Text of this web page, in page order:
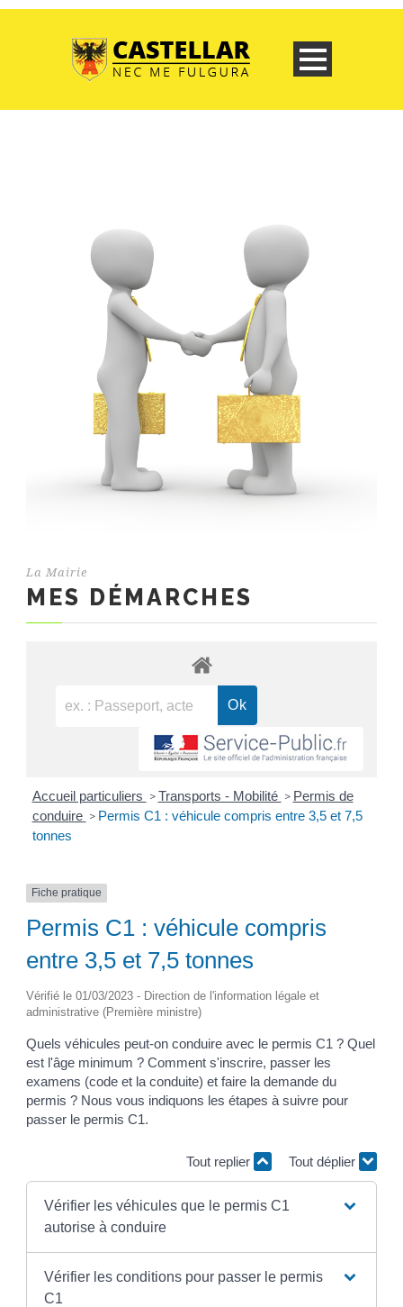
La Mairie
MES DÉMARCHES
Accueil particuliers > Transports - Mobilité > Permis de
conduire > Permis C1 : véhicule compris entre 3,5 et 7,5
tonnes
Fiche pratique
Permis C1 : véhicule compris
entre 3,5 et 7,5 tonnes
Vérifié le 01/03/2023 - Direction de l'information légale et
administrative (Première ministre)
Quels véhicules peut-on conduire avec le permis C1 ? Quel
est l'âge minimum ? Comment s'inscrire, passer les
examens (code et la conduite) et faire la demande du
permis ? Nous vous indiquons les étapes à suivre pour
passer le permis C1.
Tout replier Tout déplier
Vérifier les véhicules que le permis C1
autorise à conduire
Vérifier les conditions pour passer le permis
C1